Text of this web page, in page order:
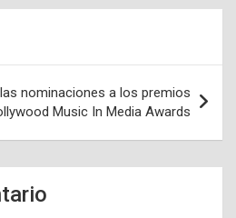
las nominaciones a los premios
Music In Media Awards